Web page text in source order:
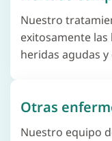
Nuestro
exitosamente las
heridas agudas y
Otras
Nuestro equipo